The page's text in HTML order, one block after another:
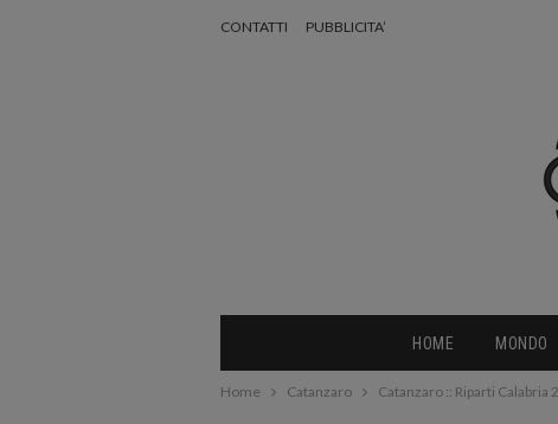
CONTATTI PUBBLICITA’
HOME MONDO
Home Catanzaro Catanzaro :: Riparti Calabria